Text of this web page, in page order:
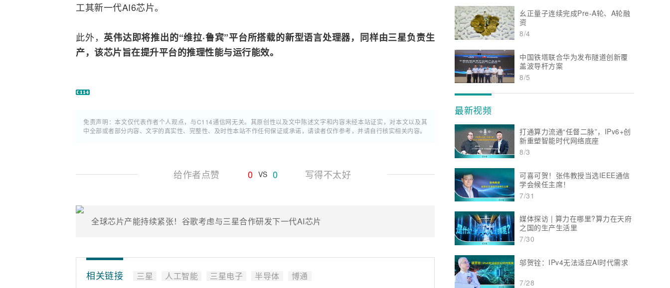
工其新一代AI6芯片。
此外， 英伟达即将推出的“维拉·鲁宾”平台所搭载的新型语言处理器，同样由三星负责生
产，该芯片旨在提升平台的推理性能与运行能效。
免责声明：本文仅代表作者个人观点，与C114通信网无关。其原创性以及文中陈述文字和内容未经本站证实，对本文以及其
中全部或者部分内容、文字的真实性、完整性、及时性本站不作任何保证或承诺，请读者仅作参考，并请自行核实相关内容。
给作者点赞 0 VS 0 写得不太好
全球芯片产能持续紧张！谷歌考虑与三星合作研发下一代AI芯片
相关链接 三星 人工智能 三星电子 半导体 博通
幺正量子连续完成Pre-A轮、A轮融
资
8/4
中国铁塔联合华为发布隧道创新覆
盖波导杆方案
8/5
最新视频
打通算力流通“任督二脉”，IPv6+创
新重塑智能时代网络底座
8/3
可喜可贺！张伟教授当选IEEE通信
学会候任主席！
7/31
媒体探访 | 算力在哪里?算力在天府
之国的生产生活里
7/30
邬贺铨：IPv4无法适应AI时代需求
7/28